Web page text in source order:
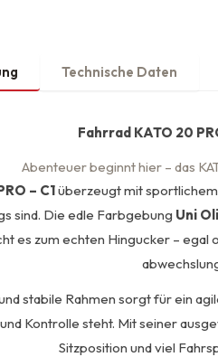
Technische Daten
Fahrrad KATO 20
Abenteuer beginnt hier – das
– C1überzeugt mit
sind. Die edle Farbgebung Uni
es zum echten Hingucker –
stabile Rahmen sorgt für ein
Kontrolle steht. Mit seiner
Sitzposition und viel